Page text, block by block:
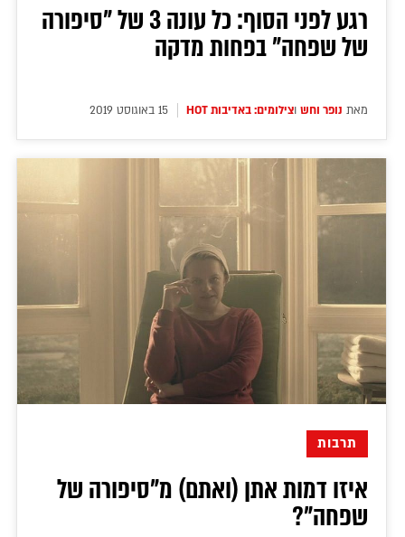
רגע לפני הסוף: כל עונה 3 של "סיפורה
של שפחה" בפחות מדקה
מאת נופר וחש וצילומים: באדיבות HOT 15 באוגוסט 2019
תרבות
איזו דמות אתן (ואתם) מ"סיפורה של
שפחה"?